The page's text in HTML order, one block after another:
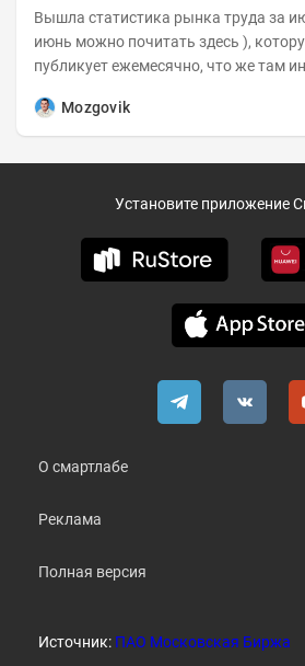
Вышла статистика рынка труда за июль 2026 года (за
июнь можно почитать здесь ), которую Хедхантер
публикует ежемесячно, что же там
Mozgovik
Установите приложение
О смартлабе
Реклама
Полная версия
Источник: ПАО Московская Биржа